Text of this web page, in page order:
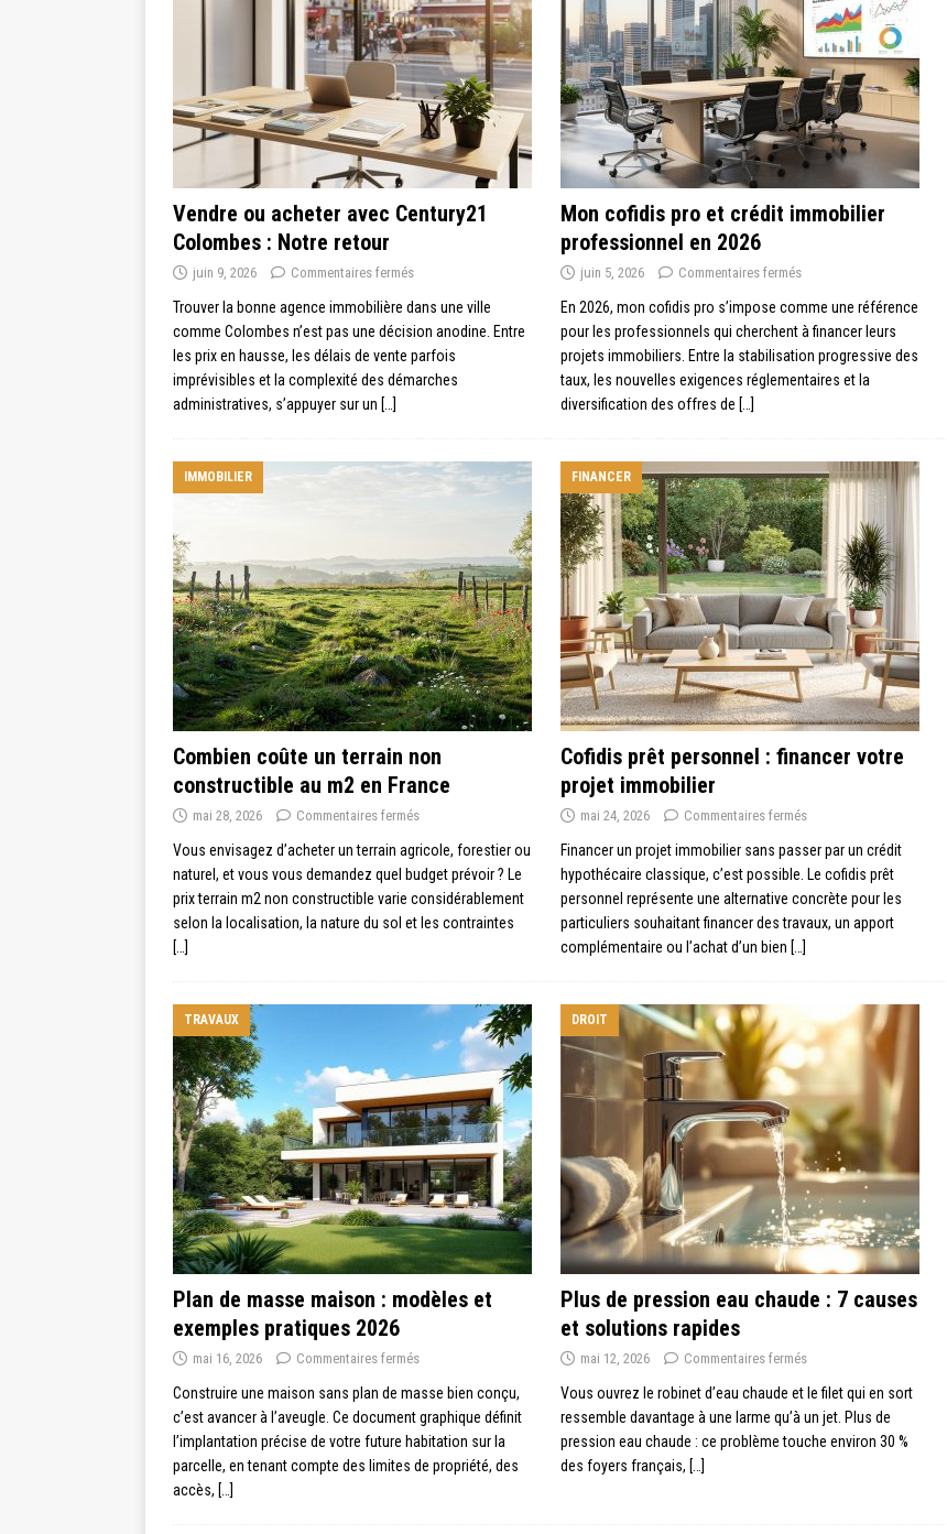
Vendre ou acheter avec Century21
Colombes : Notre retour
juin 9, 2026 Commentaires fermés
Trouver la bonne agence immobilière dans une ville
comme Colombes n’est pas une décision anodine. Entre
les prix en hausse, les délais de vente parfois
imprévisibles et la complexité des démarches
administratives, s’appuyer sur un […]
Mon cofidis pro et crédit immobilier
professionnel en 2026
juin 5, 2026 Commentaires fermés
En 2026, mon cofidis pro s’impose comme une référence
pour les professionnels qui cherchent à financer leurs
projets immobiliers. Entre la stabilisation progressive des
taux, les nouvelles exigences réglementaires et la
diversification des offres de […]
IMMOBILIER
Combien coûte un terrain non
constructible au m2 en France
mai 28, 2026 Commentaires fermés
Vous envisagez d’acheter un terrain agricole, forestier ou
naturel, et vous vous demandez quel budget prévoir ? Le
prix terrain m2 non constructible varie considérablement
selon la localisation, la nature du sol et les contraintes
[…]
FINANCER
Cofidis prêt personnel : financer votre
projet immobilier
mai 24, 2026 Commentaires fermés
Financer un projet immobilier sans passer par un crédit
hypothécaire classique, c’est possible. Le cofidis prêt
personnel représente une alternative concrète pour les
particuliers souhaitant financer des travaux, un apport
complémentaire ou l’achat d’un bien […]
TRAVAUX
Plan de masse maison : modèles et
exemples pratiques 2026
mai 16, 2026 Commentaires fermés
Construire une maison sans plan de masse bien conçu,
c’est avancer à l’aveugle. Ce document graphique définit
l’implantation précise de votre future habitation sur la
parcelle, en tenant compte des limites de propriété, des
accès, […]
DROIT
Plus de pression eau chaude : 7 causes
et solutions rapides
mai 12, 2026 Commentaires fermés
Vous ouvrez le robinet d’eau chaude et le filet qui en sort
ressemble davantage à une larme qu’à un jet. Plus de
pression eau chaude : ce problème touche environ 30 %
des foyers français, […]